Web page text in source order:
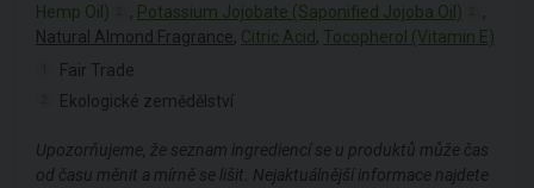
Hemp Oil)
, Potassium Jojobate (Saponified Jojoba Oil)
,
Natural Almond Fragrance, Citric Acid, Tocopherol (Vitamin E)
Fair Trade
Ekologické zemědělství
Upozorňujeme, že seznam ingrediencí se u produktů může čas
od času měnit a mírně se lišit. Nejaktuálnější informace najdete